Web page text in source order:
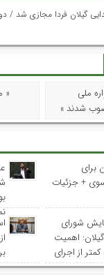
گیلان فردا مجازی شد /
ملی
شدند »
«
برای
+ جزئیات
شورای
اهمیت
از اجرای